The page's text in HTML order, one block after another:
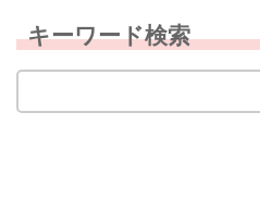
キーワード検索